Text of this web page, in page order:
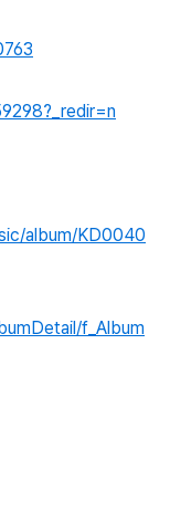
album/KD0040
f_Album